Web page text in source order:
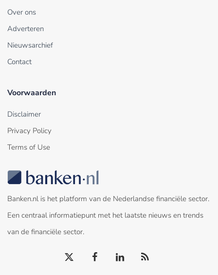
Over ons
Adverteren
Nieuwsarchief
Contact
Voorwaarden
Disclaimer
Privacy Policy
Terms of Use
Banken.nl is het platform van de Nederlandse financiële sector.
Een centraal informatiepunt met het laatste nieuws en trends
van de financiële sector.